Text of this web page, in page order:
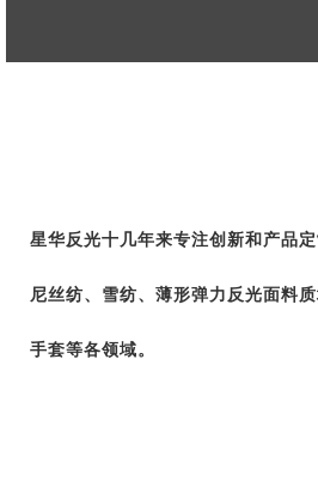
星华反光十几年来专注创新和产品
尼丝纺、雪纺、薄形弹力反光面料
手套等各领域。